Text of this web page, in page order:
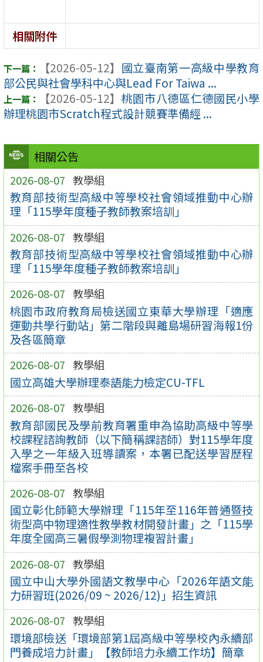
相關公告
2026-08-07 教學組
教育部技術型高級中等學校社會領域推動中心辦
理「115學年度種子教師教案培訓」
2026-08-07 教學組
教育部技術型高級中等學校社會領域推動中心辦
理「115學年度種子教師教案培訓」
2026-08-07 教學組
桃園市政府教育局檢送國立東華大學辦理「適應
運動共學行動站」第二階段與離島場研習海報1份
及各區簡章
2026-08-07 教學組
國立高雄大學辦理泰語能力檢定CU-TFL
2026-08-07 教學組
教育部國民及學前教育署重申為協助高級中等學
校課程諮詢教師（以下簡稱課諮師）對115學年度
入學之一年級入班導讀案，本署已配送學習歷程
檔案手冊至各校
2026-08-07 教學組
國立彰化師範大學辦理「115年至116年普通暨技
術型高中物理適性教學教材開發計畫」之「115學
年度全國高三暑假學測物理複習計畫」
2026-08-07 教學組
國立中山大學外國語文教學中心「2026年語文能
力研習班(2026/09 ~ 2026/12)」招生資訊
2026-08-07 教學組
環境部檢送「環境部第1屆高級中等學校內永續部
門養成培力計畫」【教師培力永續工作坊】簡章
相關附件
【2026-05-12】 國立臺南第一高級中學教育
部公民與社會學科中心與Lead For Taiwa ...
【2026-05-12】 桃園市八德區仁德國民小學
辦理桃園市Scratch程式設計競賽準備經 ...